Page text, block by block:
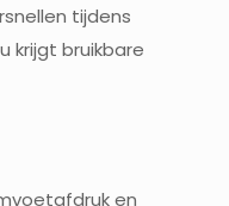
tijdens
krijgt bruikbare
en